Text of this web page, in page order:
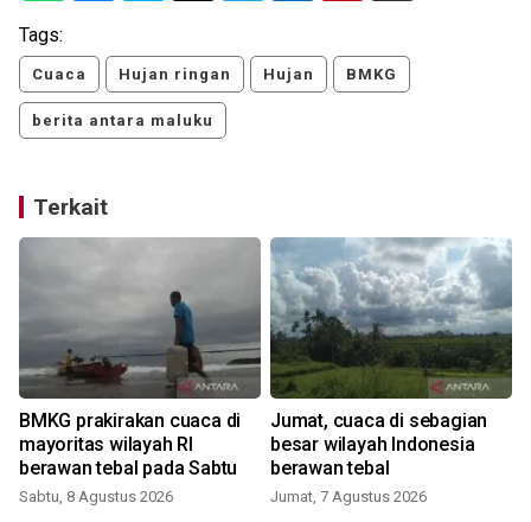
Tags:
Cuaca Hujan ringan Hujan BMKG
berita antara maluku
Terkait
BMKG prakirakan cuaca di
mayoritas wilayah RI
berawan tebal pada Sabtu
Sabtu, 8 Agustus 2026
Jumat, cuaca di sebagian
besar wilayah Indonesia
berawan tebal
Jumat, 7 Agustus 2026